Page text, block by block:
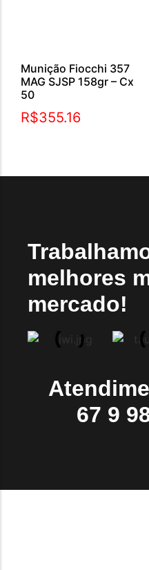
Munição Fiocchi 357
MAG SJSP 158gr – Cx
50
R$355.16
melhores
mercado!
67 9